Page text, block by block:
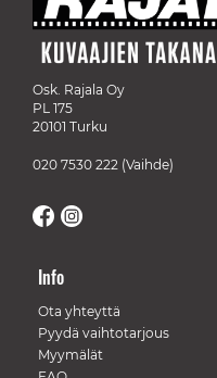
Osk. Rajala Oy
PL 175
20101 Turku
020 7530 222 (Vaihde)
Info
Ota yhteyttä
Pyydä vaihtotarjous
Myymälät